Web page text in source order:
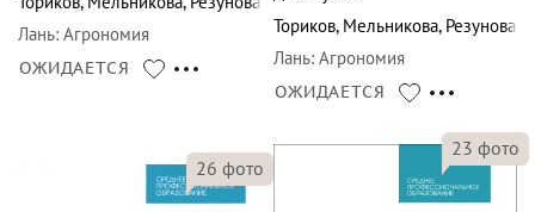
Лань: Агрономия
ОЖИДАЕТСЯ
Ториков, Мельникова, Резунова
Лань: Агрономия
ОЖИДАЕТСЯ
26 фото
23 фото